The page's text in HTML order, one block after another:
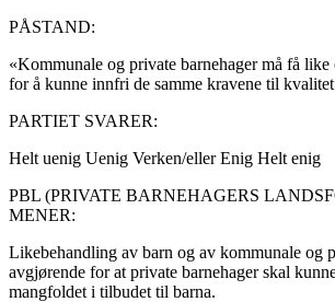
PÅSTAND:
«Kommunale og private barnehager må få
for å kunne innfri de samme kravene til
PARTIET SVARER:
Helt uenig Uenig Verken/ellerEnig Helt enig
PBL (PRIVATE BARNEHAGERS
MENER:
Likebehandling av barn og av kommunale og
avgjørende for at private barnehager skal
mangfoldet i tilbudet til barna.